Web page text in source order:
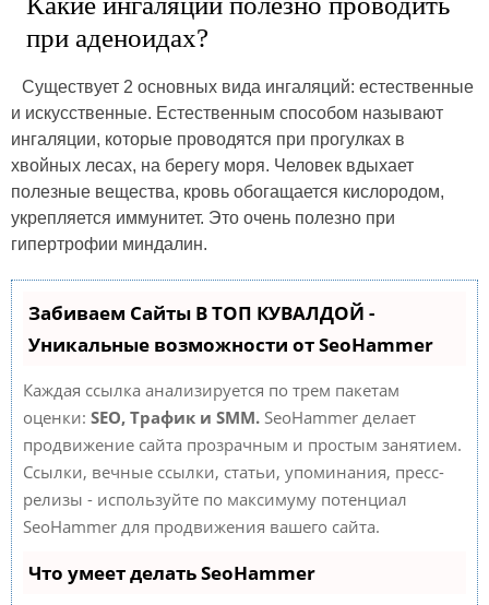
при аденоидах?
Существует 2 основных вида ингаляций: естественные
и искусственные. Естественным способом называют
ингаляции, которые проводятся при прогулках в
хвойных лесах, на берегу моря. Человек вдыхает
полезные вещества, кровь обогащается кислородом,
укрепляется иммунитет. Это очень полезно при
гипертрофии миндалин.
Забиваем Сайты В ТОП КУВАЛДОЙ -
Уникальные возможности от SeoHammer
Каждая ссылка анализируется по трем пакетам
оценки: SEO, Трафик и SMM. SeoHammer делает
продвижение сайта прозрачным и простым занятием.
Ссылки, вечные ссылки, статьи, упоминания, пресс-
релизы - используйте по максимуму потенциал
SeoHammer для продвижения вашего сайта.
Что умеет делать SeoHammer